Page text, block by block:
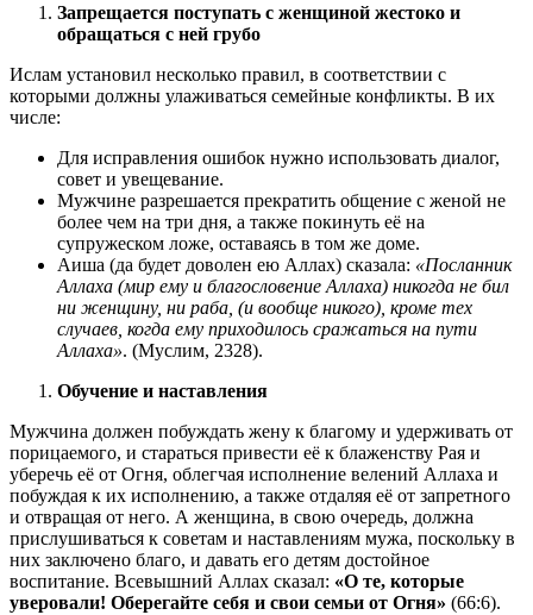
Запрещается поступать с женщиной жестоко и
обращаться с ней грубо
Ислам установил несколько правил, в соответствии с
которыми должны улаживаться семейные конфликты. В их
числе:
Для исправления ошибок нужно использовать диалог,
совет и увещевание.
Мужчине разрешается прекратить общение с женой не
более чем на три дня, а также покинуть её на
супружеском ложе, оставаясь в том же доме.
Аиша (да будет доволен ею Аллах) сказала: «Посланник
Аллаха (мир ему и благословение Аллаха) никогда не бил
ни женщину, ни раба, (и вообще никого), кроме тех
случаев, когда ему приходилось сражаться на пути
Аллаха». (Муслим, 2328).
Обучение и наставления
Мужчина должен побуждать жену к благому и удерживать от
порицаемого, и стараться привести её к блаженству Рая и
уберечь её от Огня, облегчая исполнение велений Аллаха и
побуждая к их исполнению, а также отдаляя её от запретного
и отвращая от него. А женщина, в свою очередь, должна
прислушиваться к советам и наставлениям мужа, поскольку в
них заключено благо, и давать его детям достойное
воспитание. Всевышний Аллах сказал: «О те, которые
уверовали! Оберегайте себя и свои семьи от Огня» (66:6).